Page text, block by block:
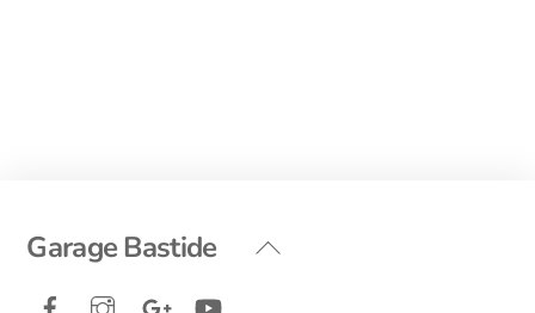
Back
Garage Bastide
FacebookInstagramGoogle+